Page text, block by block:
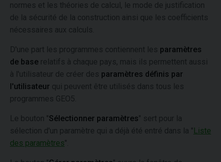
normes et les théories de calcul, le mode de justification
de la sécurité de la construction ainsi que les coefficients
nécessaires aux calculs.
D'une part les programmes contiennent les paramètres
de base relatifs à chaque pays, mais ils permettent aussi
à l'utilisateur de créer des paramètres définis par
l'utilisateur qui peuvent être utilisés dans tous les
programmes GEO5.
Le bouton "Sélectionner paramètres" sert pour la
sélection d'un paramètre qui a déjà été entré dans la "Liste
des paramètres".